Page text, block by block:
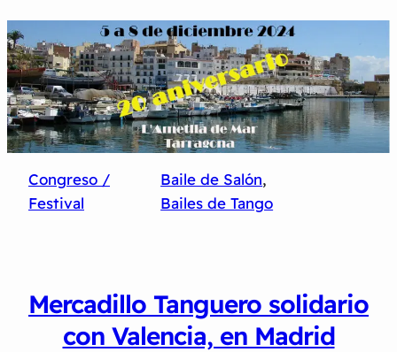
Congreso /
Festival
Baile de Salón,
Bailes de Tango
Mercadillo Tanguero solidario
con Valencia, en Madrid